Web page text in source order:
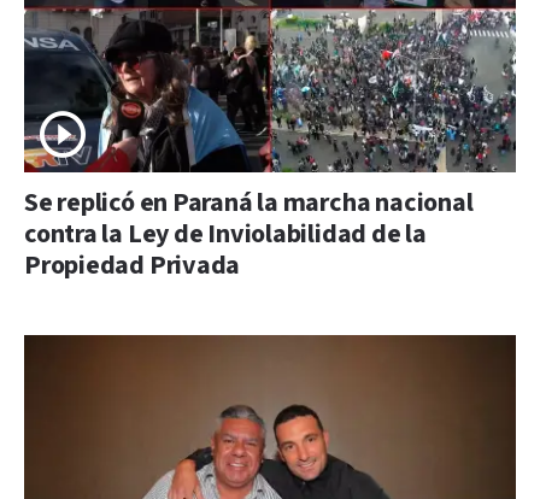
Se replicó en Paraná la marcha nacional
contra la Ley de Inviolabilidad de la
Propiedad Privada